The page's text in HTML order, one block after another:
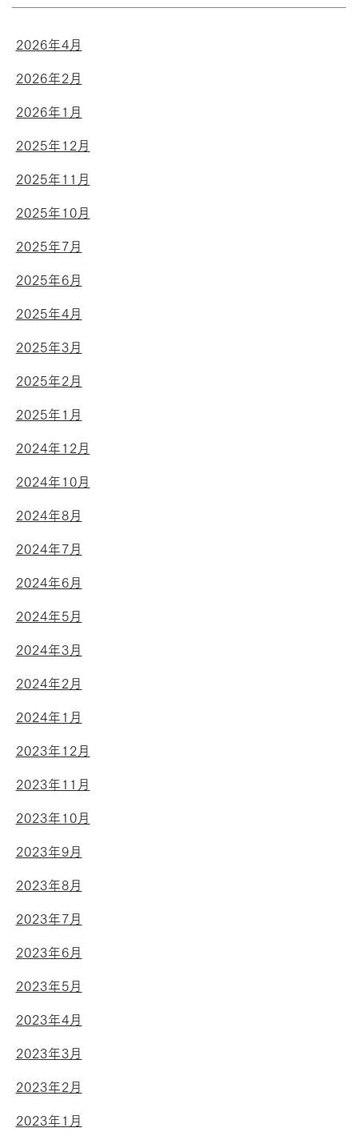
2026年4月
2026年2月
2026年1月
2025年12月
2025年11月
2025年10月
2025年7月
2025年6月
2025年4月
2025年3月
2025年2月
2025年1月
2024年12月
2024年10月
2024年8月
2024年7月
2024年6月
2024年5月
2024年3月
2024年2月
2024年1月
2023年12月
2023年11月
2023年10月
2023年9月
2023年8月
2023年7月
2023年6月
2023年5月
2023年4月
2023年3月
2023年2月
2023年1月